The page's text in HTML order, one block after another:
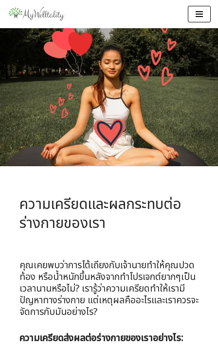
Skip
ความเครียดและ
ผลกระทบต่อ
ร่างกายของเรา
ความเครียดและผลกระทบต่อ
ร่างกายของเรา
คุณเคยพบว่าการโต้เถียงกับเจ้านายทำให้คุณปวด
ท้อง หรือน้ำหนักขึ้นหลังจากทำโปรเจกต์ยากๆเป็น
เวลานานหรือไม่? เรารู้ว่าความเครียดทำให้เรามี
ปัญหาทางร่างกาย แต่เหตุผลคืออะไรและเราควรจะ
จัดการกับมันอย่างไร?
ความเครียดส่งผลต่อร่างกายของเราอย่างไร: